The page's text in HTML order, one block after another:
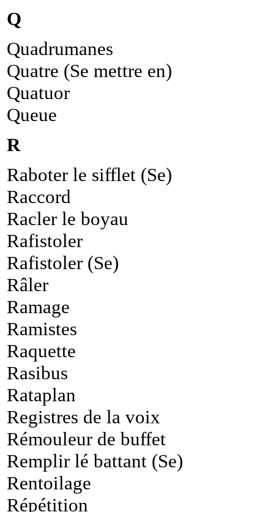
Q
Quadrumanes
Quatre (Se mettre en)
Quatuor
Queue
R
Raboter le sifflet (Se)
Raccord
Racler le boyau
Rafistoler
Rafistoler (Se)
Râler
Ramage
Ramistes
Raquette
Rasibus
Rataplan
Registres de la voix
Rémouleur de buffet
Remplir lé battant (Se)
Rentoilage
Répétition